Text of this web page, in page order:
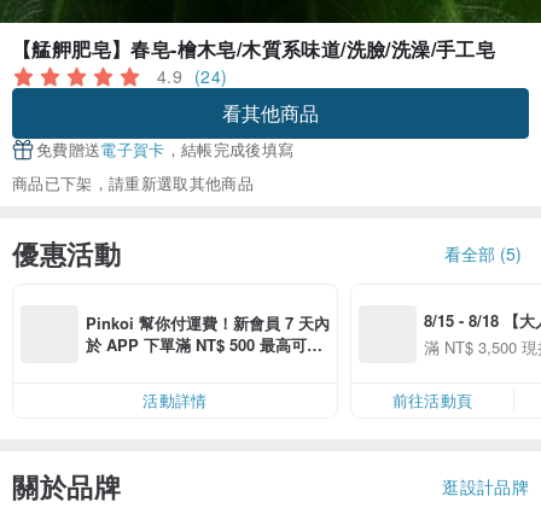
【艋舺肥皂】春皂-檜木皂/木質系味道/洗臉/洗澡/手工皂
4.9 (24)
看其他商品
免費贈送電子賀卡 ，結帳完成後填寫
商品已下架，請重新選取其他商品
優惠活動 看全部 (5)
Pinkoi 幫你付運費！新會員 7 天內
於 APP 下單滿 NT$ 500 最高可折
活動詳情
8/15 - 8/18 【大
季】滿
50
滿 NT$ 3,500
前往活動頁
關於品牌 逛設計品牌